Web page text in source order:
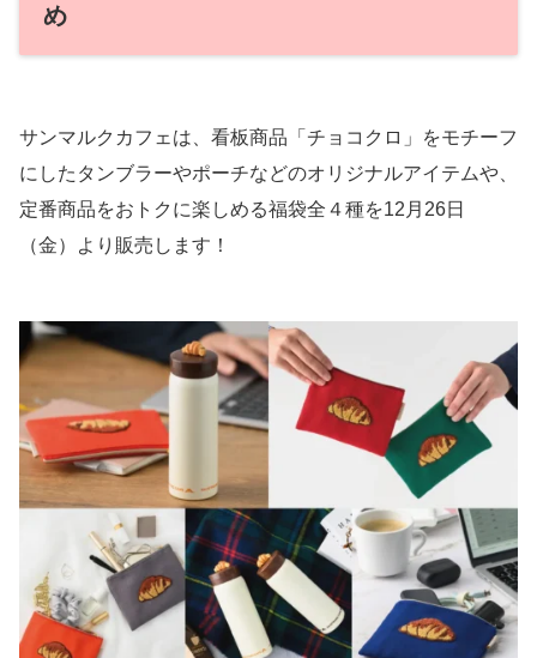
め
サンマルクカフェは、看板商品「チョコクロ」をモチーフ
にしたタンブラーやポーチなどのオリジナルアイテムや、
定番商品をおトクに楽しめる福袋全４種を12月26日
（金）より販売します！